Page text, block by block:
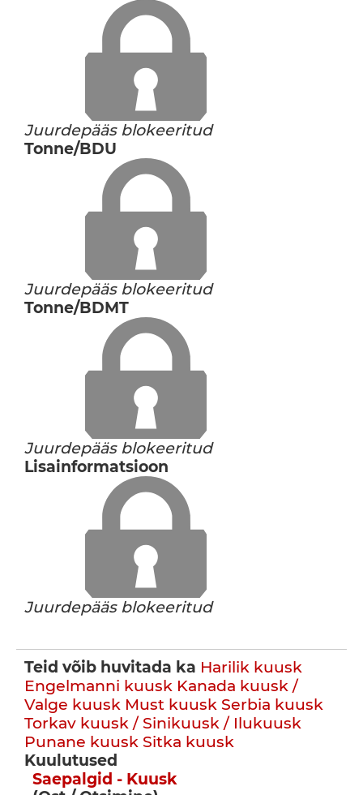
Juurdepääs blokeeritud
Tonne/BDU
Juurdepääs blokeeritud
Tonne/BDMT
Juurdepääs blokeeritud
Lisainformatsioon
Juurdepääs blokeeritud
Teid võib huvitada ka Harilik kuusk
Engelmanni kuusk Kanada kuusk /
Valge kuusk Must kuusk Serbia kuusk
Torkav kuusk / Sinikuusk / Ilukuusk
Punane kuusk Sitka kuusk
Kuulutused
Saepalgid - Kuusk